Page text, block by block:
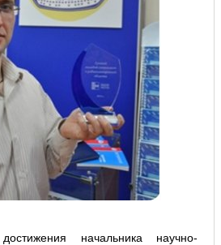
начальника научно-